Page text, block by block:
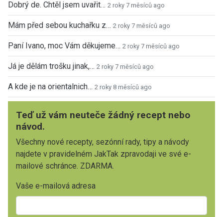
Dobrý de. Chtěl jsem uvařit… 2 roky 7 měsíců ago
Mám před sebou kuchařku z… 2 roky 7 měsíců ago
Paní Ivano, moc Vám děkujeme… 2 roky 7 měsíců ago
Já je dělám trošku jinak,… 2 roky 7 měsíců ago
A kde je na orientalnich… 2 roky 8 měsíců ago
Teď už vám neuteče žádný recept nebo
návod.
Všechny nové recepty, sezónní rady, tipy a návody
najdete v pravidelném JakTak zpravodaji ve své e-
mailové schránce. ZDARMA.
Vaše e-mailová adresa